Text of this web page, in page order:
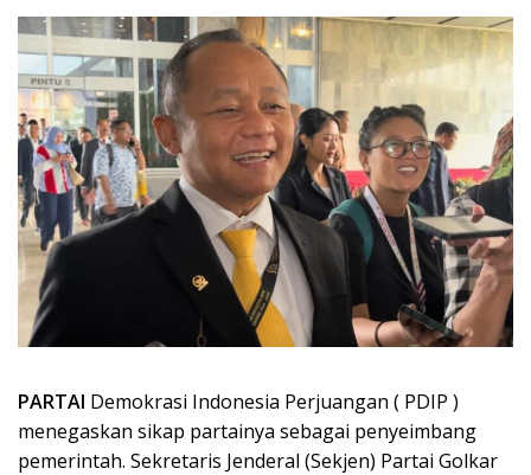
PARTAI Demokrasi Indonesia Perjuangan ( PDIP )
menegaskan sikap partainya sebagai penyeimbang
pemerintah. Sekretaris Jenderal (Sekjen) Partai Golkar